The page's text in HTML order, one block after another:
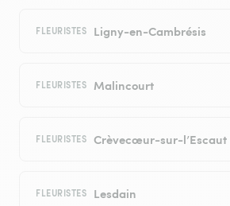
FLEURISTES Ligny-en-Cambrésis
FLEURISTES Malincourt
FLEURISTES Crèvecœur-sur-l’Escaut
FLEURISTES Lesdain